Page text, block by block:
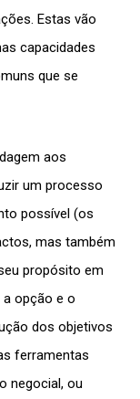
Estas vão
capacidades
que se
aos
um processo
possível (os
mas também
propósito em
a opção e o
dos objetivos
ferramentas
negocial, ou